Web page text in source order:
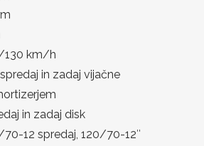
130 km/h
in zadaj vijačne
in zadaj disk
12 spredaj, 120/70-12″